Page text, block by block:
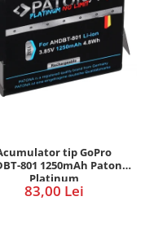
tip GoPro
801 1250mAh Patona
Platinum
83,00 Lei